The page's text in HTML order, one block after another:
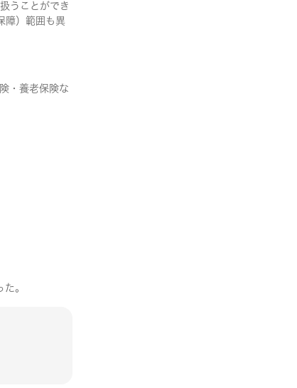
うことができ
障）範囲も異
・養老保険な
。